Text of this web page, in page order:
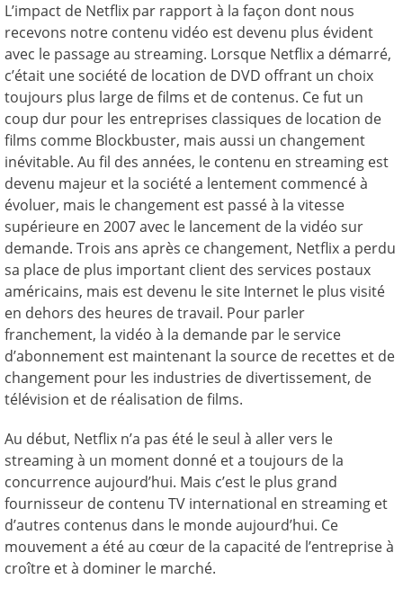
L’impact de Netflix par rapport à la façon dont nous
recevons notre contenu vidéo est devenu plus évident
avec le passage au streaming. Lorsque Netflix a démarré,
c’était une société de location de DVD offrant un choix
toujours plus large de films et de contenus. Ce fut un
coup dur pour les entreprises classiques de location de
films comme Blockbuster, mais aussi un changement
inévitable. Au fil des années, le contenu en streaming est
devenu majeur et la société a lentement commencé à
évoluer, mais le changement est passé à la vitesse
supérieure en 2007 avec le lancement de la vidéo sur
demande. Trois ans après ce changement, Netflix a perdu
sa place de plus important client des services postaux
américains, mais est devenu le site Internet le plus visité
en dehors des heures de travail. Pour parler
franchement, la vidéo à la demande par le service
d’abonnement est maintenant la source de recettes et de
changement pour les industries de divertissement, de
télévision et de réalisation de films.
Au début, Netflix n’a pas été le seul à aller vers le
streaming à un moment donné et a toujours de la
concurrence aujourd’hui. Mais c’est le plus grand
fournisseur de contenu TV international en streaming et
d’autres contenus dans le monde aujourd’hui. Ce
mouvement a été au cœur de la capacité de l’entreprise à
croître et à dominer le marché.